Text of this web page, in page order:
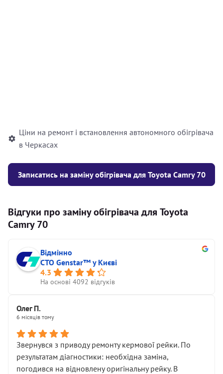
Ціни на ремонт і встановлення автономного обігрівача
в Черкасах
Записатись на заміну обігрівача для Toyota Camry 70
Відгуки про заміну обігрівача для Toyota
Camry 70
Відмінно
СТО Genstar™ у Києві
4.3
На основі 4092 відгуків
Олег П.
6 місяців тому
Звернувся з приводу ремонту кермової рейки. По
результатам діагностики: необхідна заміна,
погодився на відновлену оригінальну рейку. В